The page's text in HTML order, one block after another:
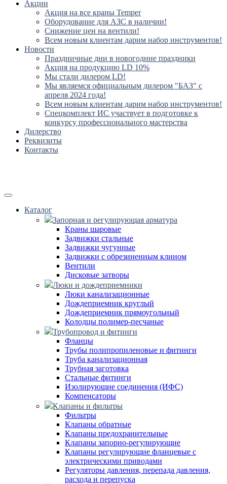
Акции
Акция на все краны Temper
Оборудование для АЗС в наличии!
Снижение цен на вентили!
Всем новым клиентам дарим набор инструментов!
Новости
Праздничные дни в новогодние праздники
Акция на продукцию LD 10%
Мы стали дилером LD!
Мы являемся официальным дилером "БАЗ" с
апреля 2024 года!
Всем новым клиентам дарим набор инструментов!
Спецкомплект ИС участвует в подготовке к
конкурсу профессионального мастерства
Дилерство
Реквизиты
Контакты
Каталог
Запорная и регулирующая арматура
Краны шаровые
Задвижки стальные
Задвижки чугунные
Задвижки с обрезиненным клином
Вентили
Дисковые затворы
Люки и дождеприемники
Люки канализационные
Дождеприемник круглый
Дождеприемник прямоугольный
Колодцы полимер-песчаные
Трубопровод и фитинги
Фланцы
Трубы полипропиленовые и фитинги
Труба канализационная
Трубная заготовка
Стальные фитинги
Изолирующие соединения (ИФС)
Компенсаторы
Клапаны и фильтры
Фильтры
Клапаны обратные
Клапаны предохранительные
Клапаны запорно-регулирующие
Клапаны регулирующие фланцевые с
электрическими приводами
Регуляторы давления, перепада давления,
расхода и перепуска